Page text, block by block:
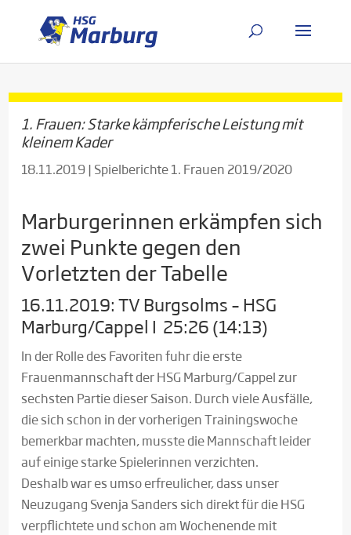
1. Frauen: Starke kämpferische Leistung mit
kleinem Kader
18.11.2019| Spielberichte 1. Frauen 2019/2020
Marburgerinnen erkämpfen sich
zwei Punkte gegen den
Vorletzten der Tabelle
16.11.2019: TV Burgsolms – HSG
Marburg/Cappel I 25:26 (14:13)
In der Rolle des Favoriten fuhr die erste
Frauenmannschaft der HSG Marburg/Cappel zur
sechsten Partie dieser Saison. Durch viele Ausfälle,
die sich schon in der vorherigen Trainingswoche
bemerkbar machten, musste die Mannschaft leider
auf einige starke Spielerinnen verzichten.
Deshalb war es umso erfreulicher, dass unser
Neuzugang Svenja Sanders sich direkt für die HSG
verpflichtete und schon am Wochenende mit